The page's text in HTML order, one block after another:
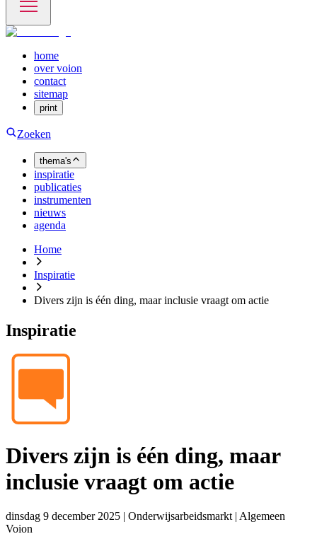
home
over voion
contact
sitemap
print
Zoeken
thema's
inspiratie
publicaties
instrumenten
nieuws
agenda
Home
Inspiratie
Divers zijn is één ding, maar inclusie vraagt om actie
Inspiratie
Divers zijn is één ding, maar
inclusie vraagt om actie
dinsdag 9 december 2025 | Onderwijsarbeidsmarkt | Algemeen
Voion